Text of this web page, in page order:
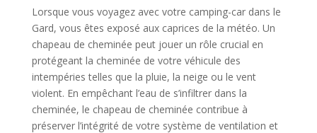
Lorsque vous voyagez avec votre camping-car dans le
Gard, vous êtes exposé aux caprices de la météo. Un
chapeau de cheminée peut jouer un rôle crucial en
protégeant la cheminée de votre véhicule des
intempéries telles que la pluie, la neige ou le vent
violent. En empêchant l’eau de s’infiltrer dans la
cheminée, le chapeau de cheminée contribue à
préserver l’intégrité de votre système de ventilation et